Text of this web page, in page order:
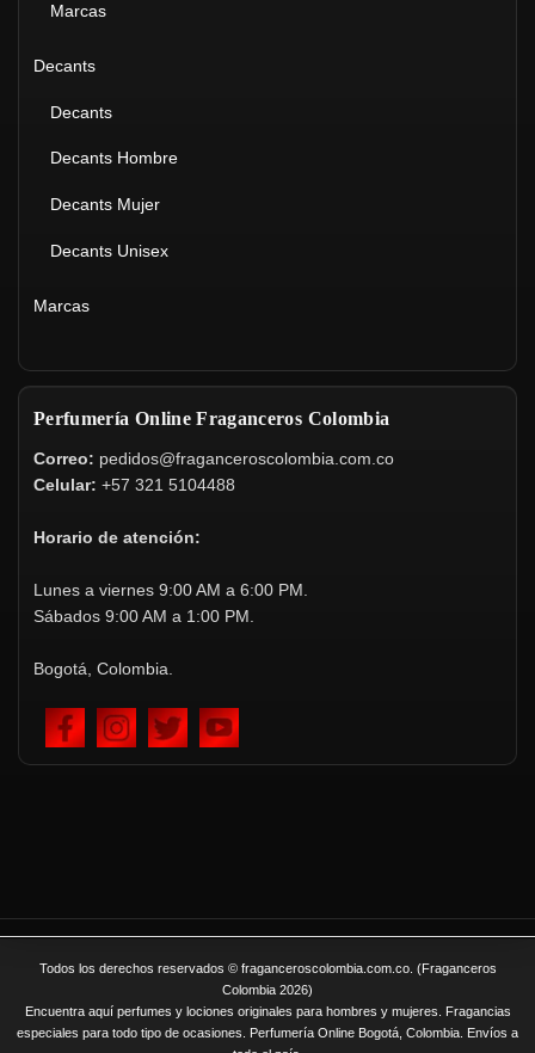
Marcas
Decants
Decants
Decants Hombre
Decants Mujer
Decants Unisex
Marcas
Perfumería Online Fraganceros Colombia
Correo: pedidos@fraganceroscolombia.com.co
Celular: +57 321 5104488
Horario de atención:
Lunes a viernes 9:00 AM a 6:00 PM.
Sábados 9:00 AM a 1:00 PM.
Bogotá, Colombia.
Todos los derechos reservados © fraganceroscolombia.com.co. (Fraganceros
Colombia 2026)
Encuentra aquí perfumes y lociones originales para hombres y mujeres. Fragancias
especiales para todo tipo de ocasiones. Perfumería Online Bogotá, Colombia. Envíos a